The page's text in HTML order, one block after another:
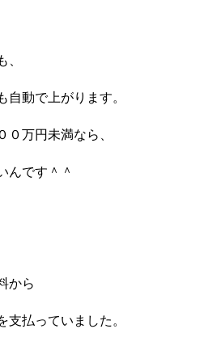
、
自動で上がります。
０万円未満なら、
んです＾＾
から
支払っていました。